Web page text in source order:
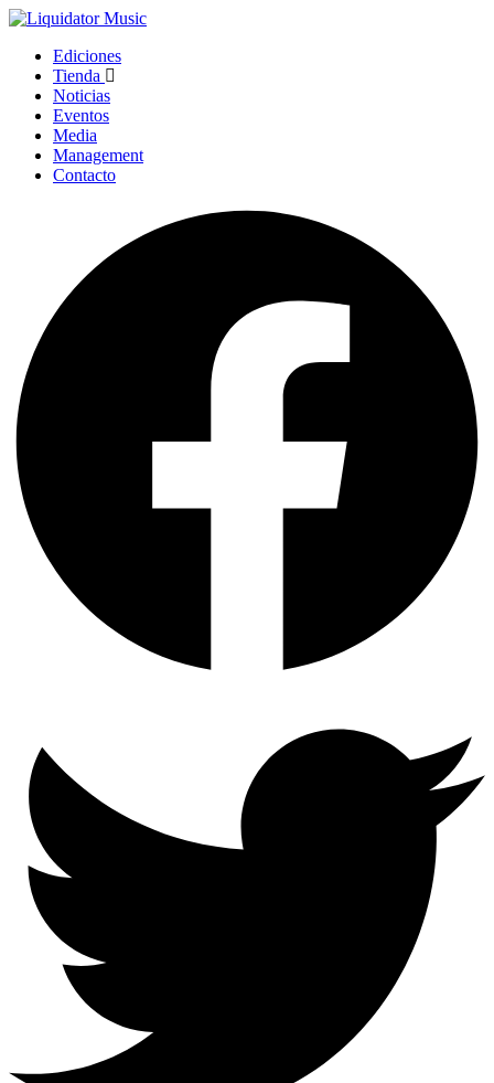
Ediciones
Tienda
Noticias
Eventos
Media
Management
Contacto